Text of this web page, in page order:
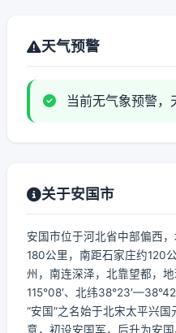
天气预警
当前无气象预警，
关于安国市
安国市位于河北省中部偏西
180公里，南距石家庄约120
州，南连深泽，北靠望都，
115°08′、北纬
“安国”之名始于北宋太平兴
意，初设安国军，后升为安